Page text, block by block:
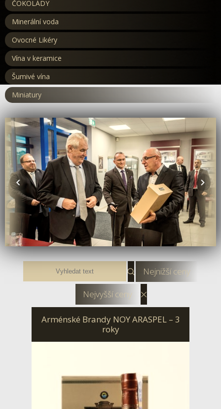
ČOKOLÁDY
Minerální voda
Ovocné Likéry
Vína v keramice
Šumivé vína
Miniatury
Nejnižší ceny
Nejvyšší ceny
Arménské Brandy NOY ARASPEL – 3
roky